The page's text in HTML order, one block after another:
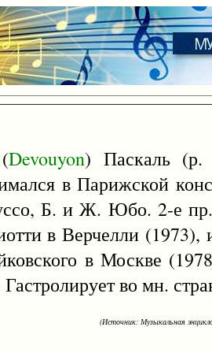
Devouyon) Паскаль
в Парижской
Б. и Ж. Юбо. 2-е пр.
в Верчелли (1973),
в Москве
во мн.
(Источник: Музыкальная